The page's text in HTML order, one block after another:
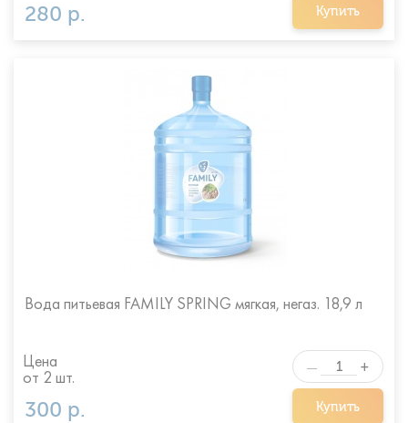
280 р. Купить
Вода питьевая FAMILY SPRING мягкая, негаз. 18,9 л
300 р. Купить
— +
Цена
от 2 шт.